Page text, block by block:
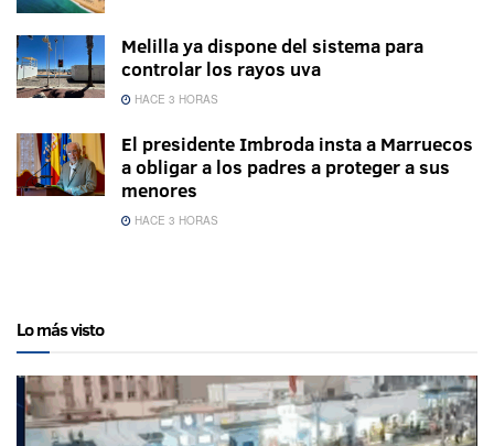
Melilla ya dispone del sistema para
controlar los rayos uva
HACE 3 HORAS
El presidente Imbroda insta a Marruecos
a obligar a los padres a proteger a sus
menores
HACE 3 HORAS
Lo más visto